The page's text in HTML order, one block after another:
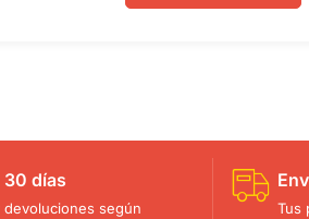
30 días
devoluciones según
Tus